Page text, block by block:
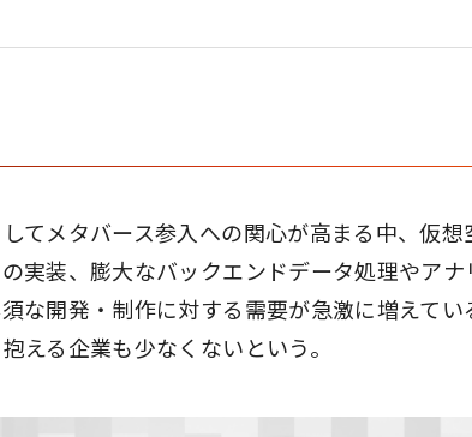
てメタバース参入への関心が高まる中、仮想
実装、膨大なバックエンドデータ処理やア
な開発・制作に対する需要が急激に増えて
える企業も少なくないという。